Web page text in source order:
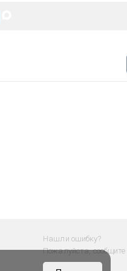
Нашли ошибку?
Пожалуйста,